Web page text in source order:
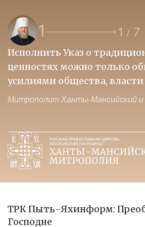
1 1 / 7
Исполнить Указ о
ценностях можно только
усилиями общества,
Митрополит Ханты-Мансийский и
ТРК Пыть-Яхинформ:
Господне